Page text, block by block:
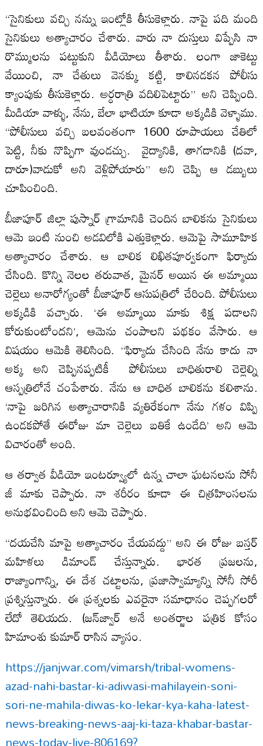
“సైనికులు వచ్చి నన్ను ఇంట్లోకి తీసుకెళ్లారు. నాపై పది మంది
సైనికులు అత్యాచారం చేశారు. వారు నా దుస్తులు విప్పేసి నా
రొమ్ములను పట్టుకుని వీడియోలు తీశారు. లంగా జాకెట్టు
వేయించి, నా చేతులు వెనక్కు కట్టి, కాలినడకన పోలీసు
క్యాంపుకు తీసుకెళ్లారు. అర్ధరాత్రి వదిలిపెట్టారు” అని చెప్పింది.
మీడియా వాళ్ళు, నేను, బేలా భాటియా కూడా అక్కడికి వెళ్ళాము.
“పోలీసులు వచ్చి బలవంతంగా 1600 రూపాయలు చేతిలో
పెట్టి, నీకు నొప్పిగా వుండచ్చు. వైద్యానికి, తాగడానికి (దవా,
దారూ)వాడుకో అని వెళ్లిపోయారు” అని చెప్పి ఆ డబ్బులు
చూపించింది.
బీజాపూర్ జిల్లా పుస్నార్ గ్రామానికి చెందిన బాలికను సైనికులు
ఆమె ఇంటి నుంచి అడవిలోకి ఎత్తుకెళ్లారు. ఆమెపై సామూహిక
అత్యాచారం చేశారు. ఆ బాలిక లిఖితపూర్వకంగా ఫిర్యాదు
చేసింది. కొన్ని నెలల తరువాత, మైనర్ అయిన ఈ అమ్మాయి
చెల్లెలు అనారోగ్యంతో బీజాపూర్ ఆసుపత్రిలో చేరింది. పోలీసులు
అక్కడికి వచ్చారు. ‘ఈ అమ్మాయి మాకు శిక్ష పడాలని
కోరుకుంటోందని’, ఆమెను చంపాలని పథకం వేసారు. ఆ
విషయం ఆమెకి తెలిసింది. “ఫిర్యాదు చేసింది నేను కాదు నా
అక్క అని చెప్పినప్పటికీ పోలీసులు బాధితురాలి చెల్లెల్ని
ఆస్పత్రిలోనే చంపేశారు. నేను ఆ బాధిత బాలికను కలిశాను.
‘నాపై జరిగిన అత్యాచారానికి వ్యతిరేకంగా నేను గళం విప్పి
ఉండకపోతే ఈరోజు మా చెల్లెలు బతికే ఉండేది’ అని ఆమె
విచారంతో అంది.
ఆ తర్వాత వీడియో ఇంటర్వ్యూలో ఉన్న చాలా ఘటనలను సోనీ
జీ మాకు చెప్పారు. నా శరీరం కూడా ఈ చిత్రహింసలను
అనుభవించింది అని ఆమె చెప్పారు.
“దయచేసి మాపై అత్యాచారం చేయవద్దు” అని ఈ రోజు బస్తర్
మహిళలు డిమాండ్ చేస్తున్నారు. భారత ప్రజలను,
రాజ్యాంగాన్ని, ఈ దేశ చట్టాలను, ప్రజాస్వామ్యాన్ని సోనీ సోరీ
ప్రశ్నిస్తున్నారు. ఈ ప్రశ్నలకు ఎవరైనా సమాధానం చెప్పగలరో
లేదో తెలియదు. (జన్‌జ్వార్ అనే అంతర్జాల పత్రిక కోసం
హిమాంశు కుమార్ రాసిన వ్యాసం.
https://janjwar.com/vimarsh/tribal-womens-
azad-nahi-bastar-ki-adiwasi-mahilayein-soni-
sori-ne-mahila-diwas-ko-lekar-kya-kaha-latest-
news-breaking-news-aaj-ki-taza-khabar-bastar-